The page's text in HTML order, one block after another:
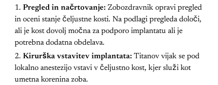
Pregled in načrtovanje: Zobozdravnik opravi pregled
in oceni stanje čeljustne kosti. Na podlagi pregleda določi,
ali je kost dovolj močna za podporo implantatu ali je
potrebna dodatna obdelava.
Kirurška vstavitev implantata: Titanov vijak se pod
lokalno anestezijo vstavi v čeljustno kost, kjer služi kot
umetna korenina zoba.